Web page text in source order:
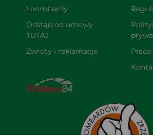
Loombardy
Odstąp od umowy
TUTAJ
Zwroty i reklamacje
Praca